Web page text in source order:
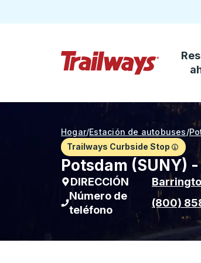
Saltar al contenido principal
Hogar/Estación de autobuses/
Trailways Curbside Stop
Potsdam (SUNY)
DIRECCIÓN
Número de
teléfono
(800)